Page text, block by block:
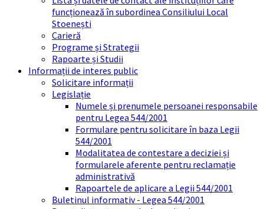
funcționează în subordinea Consiliului Local
Stoenești
Carieră
Programe și Strategii
Rapoarte și Studii
Informații de interes public
Solicitare informații
Legislație
Numele și prenumele persoanei responsabile
pentru Legea 544/2001
Formulare pentru solicitare în baza Legii
544/2001
Modalitatea de contestare a deciziei și
formularele aferente pentru reclamație
administrativă
Rapoartele de aplicare a Legii 544/2001
Buletinul informativ - Legea 544/2001